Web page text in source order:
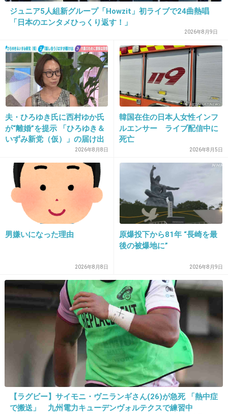
+187 -8
29. 匿名2013/12/12(木) 21:26:36
似合わない夫婦。
+64
30. 匿名2013/12/12(木) 21:26:43
不倫は文化だから驚かない。
31. 匿名2013/12/12(木) 21:26:49
理子は今でも長谷川理恵に対抗意識持ってそう
長谷川理恵が結婚してるうちは絶対に離婚はし
ないんじゃない？
+168
2013/12/12(木) 21:27:27
石田純一、嫌い
+61
ジュニア5人組新グループ「Howzit」初ライブで24曲熱唱
「日本のエンタメひっくり返す！」
2026年8月9日
夫・ひろゆき氏に西村ゆか氏
が“離婚”を提示 「ひろゆき＆
いずみ新党（仮）」の届け出
を知らされず激怒「信頼関係
が保てない状態で夫婦を続け
るのは無理」
2026年8月8日
韓国在住の日本人女性インフ
ルエンサー ライブ配信中に
死亡
2026年8月5日
男嫌いになった理由
2026年8月8日
原爆投下から81年 “長崎を最
後の被爆地に”
2026年8月9日
【ラグビー】サイモニ・ヴニランギさん(26)が急死 「熱中症
で搬送」 九州電力キューデンヴォルテクスで練習中